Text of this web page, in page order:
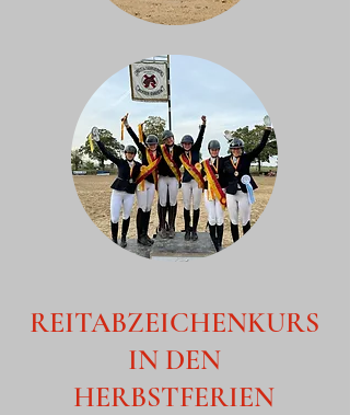
REITABZEICHENKURS
IN DEN
HERBSTFERIEN